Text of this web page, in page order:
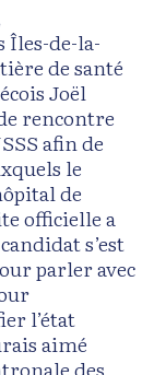
Îles-de-la-
de santé
Joël
rencontre
afin de
le
de
officielle a
s’est
parler avec
l’état
aimé
des